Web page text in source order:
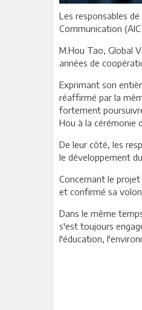
Les responsables
Communication
M.Hou Tao, Global
années de
Exprimant son
réaffirmé par la
fortement
Hou à la cérémonie
De leur côté, les
le développement
Concernant le
et confirmé sa
Dans le même
s'est toujours
l'éducation,